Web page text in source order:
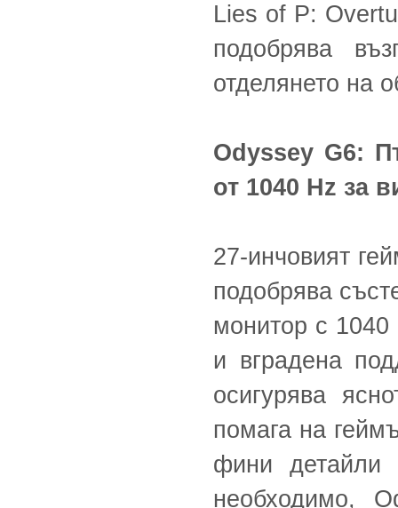
Lies of P:
подобрява
отделянето на
Odyssey G6:
от 1040 Hz за
27-инчовият
подобрява
монитор с 1040
и вградена
осигурява
помага на
фини детайли
необходимо,